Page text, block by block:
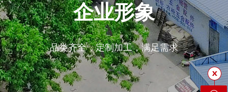
企业形象
品类齐全，定制加工，满足需求